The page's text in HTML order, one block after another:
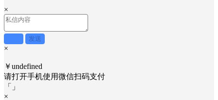
×
发送
×
￥undefined
请打开手机使用微信扫码支付
「
」
×